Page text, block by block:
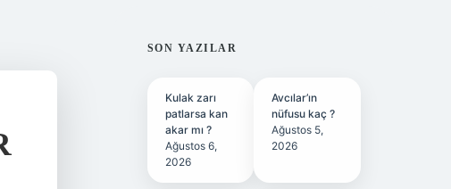
SIDEBAR
SON YAZILAR
Kulak zarı
patlarsa kan
akar mı ?
Ağustos 6,
2026
Avcılar’ın
nüfusu kaç ?
Ağustos 5,
2026